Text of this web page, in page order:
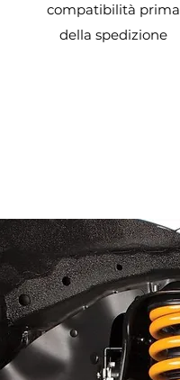
compatibilità prima
della spedizione